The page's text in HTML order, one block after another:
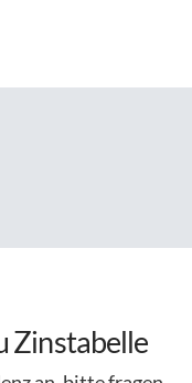
Zinstabelle